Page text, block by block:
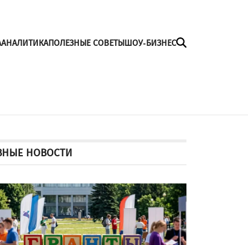
АНАЛИТИКАПОЛЕЗНЫЕ СОВЕТЫШОУ-БИЗНЕС
НОВОСТИ